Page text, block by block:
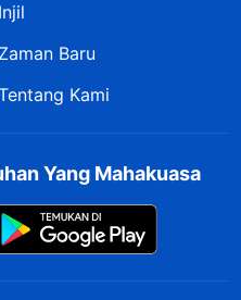
Injil
Zaman Baru
Kami
Yang Mahakuasa